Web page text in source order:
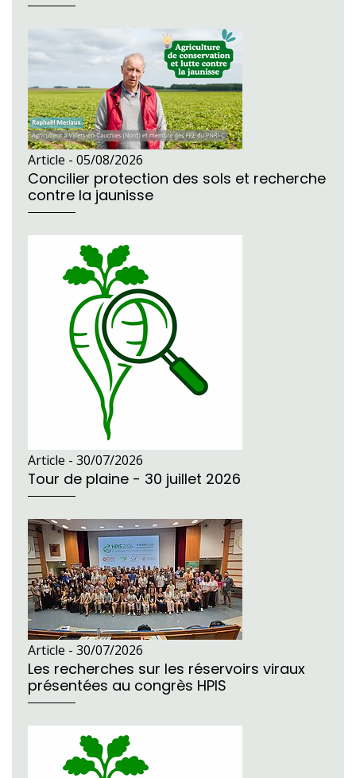
Article - 05/08/2026
Concilier protection des sols et recherche
contre la jaunisse
Article - 30/07/2026
Tour de plaine - 30 juillet 2026
Article - 30/07/2026
Les recherches sur les réservoirs viraux
présentées au congrès HPIS